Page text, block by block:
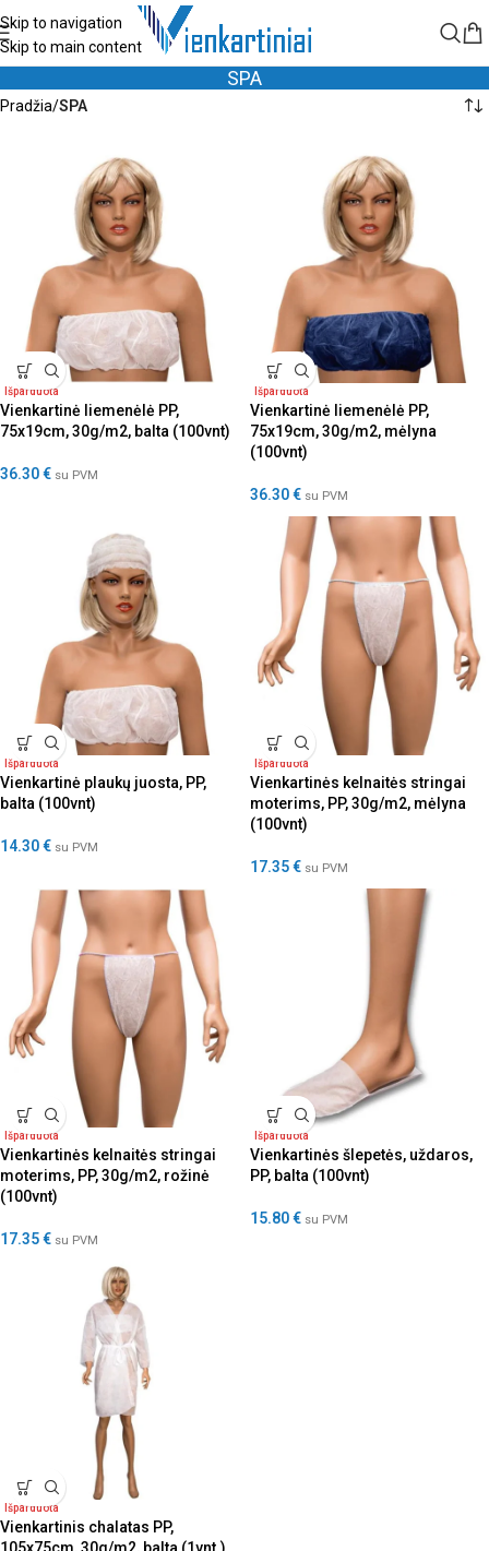
Skip to navigation
Skip to main content
SPA
Pradžia/SPA
Išparduota
Vienkartinė liemenėlė PP,
75x19cm, 30g/m2, balta (100vnt)
36.30€ su PVM
Išparduota
Vienkartinė liemenėlė PP,
75x19cm, 30g/m2, mėlyna
(100vnt)
36.30€ su PVM
Išparduota
Vienkartinė plaukų juosta, PP,
balta (100vnt)
14.30€ su PVM
Išparduota
Vienkartinės kelnaitės stringai
moterims, PP, 30g/m2, mėlyna
(100vnt)
17.35€ su PVM
Išparduota
Vienkartinės kelnaitės stringai
moterims, PP, 30g/m2, rožinė
(100vnt)
17.35€ su PVM
Išparduota
Vienkartinės šlepetės, uždaros,
PP, balta (100vnt)
15.80€ su PVM
Išparduota
Vienkartinis chalatas PP,